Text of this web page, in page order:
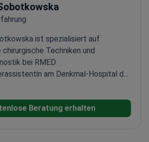
ist spezialisiert auf
chirurgische Techniken und
bei RMED
am Denkmal-Hospital der
– Forschungsinstitut
auf operative
wissenschaftliche Konferenzen
Beratung erhalten